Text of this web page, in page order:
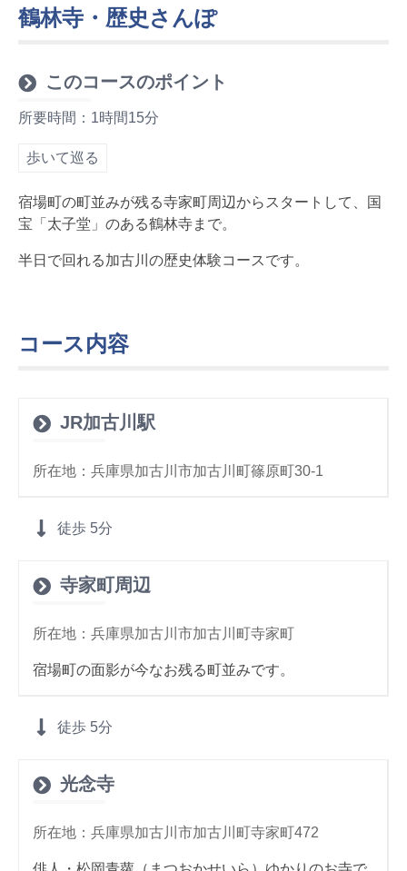
鶴林寺・歴史さんぽ
このコースのポイント
所要時間：1時間15分
歩いて巡る
宿場町の町並みが残る寺家町周辺からスタートして、国
宝「太子堂」のある鶴林寺まで。
半日で回れる加古川の歴史体験コースです。
コース内容
JR加古川駅
所在地：兵庫県加古川市加古川町篠原町30-1
徒歩 5分
寺家町周辺
所在地：兵庫県加古川市加古川町寺家町
宿場町の面影が今なお残る町並みです。
徒歩 5分
光念寺
所在地：兵庫県加古川市加古川町寺家町472